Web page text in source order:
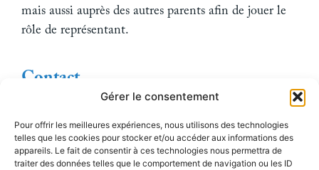
Gérer le consentement
Pour offrir les meilleures expériences, nous utilisons des technologies
telles que les cookies pour stocker et/ou accéder aux informations des
appareils. Le fait de consentir à ces technologies nous permettra de
traiter des données telles que le comportement de navigation ou les ID
mais aussi auprès des autres parents afin de jouer le
rôle de représentant.
Contact
Pour tous renseignements complémentaires, merci
33.